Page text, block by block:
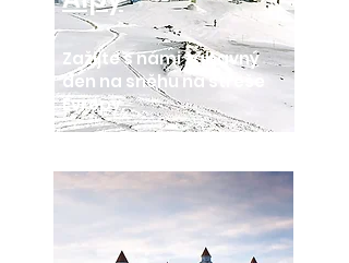
Zažijte s námi zábavný
den na sněhu na střeše
Evropy.